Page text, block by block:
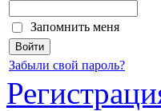
Запомнить меня
Забыли свой пароль?